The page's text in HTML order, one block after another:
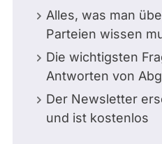
Alles, was man
Parteien wissen
Die wichtigsten
Antworten von
Der Newsletter
und ist kostenlos